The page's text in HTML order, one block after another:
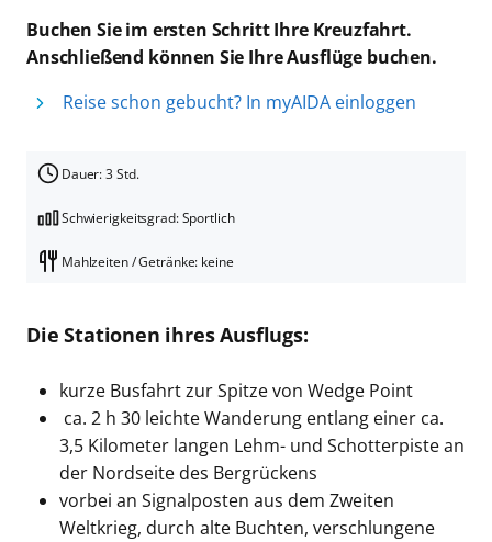
Buchen Sie im ersten Schritt Ihre Kreuzfahrt.
Anschließend können Sie Ihre Ausflüge buchen.
Reise schon gebucht? In myAIDA einloggen
Dauer: 3 Std.
Schwierigkeitsgrad: Sportlich
Mahlzeiten / Getränke: keine
Die Stationen ihres Ausflugs:
kurze Busfahrt zur Spitze von Wedge Point
ca. 2 h 30 leichte Wanderung entlang einer ca.
3,5 Kilometer langen Lehm- und Schotterpiste an
der Nordseite des Bergrückens
vorbei an Signalposten aus dem Zweiten
Weltkrieg, durch alte Buchten, verschlungene